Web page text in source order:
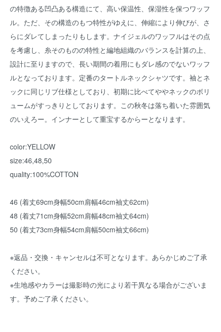
の特徴ある凹凸ある構造にて、高い保温性、保湿性を保つワッフ
ル。ただ、その構造のもつ特性がゆえに、伸縮により伸びが、さ
らにダレてしまったりもします。ナイジェルのワッフルはその点
を考慮し、糸そのものの特性と編地組織のバランスを計算の上、
設計に至りますので、長い期間の着用にもダレ感のでないワッフ
ルとなっております。定番のタートルネックシャツです。袖とネ
ックに同じリブ仕様としており、初期に比べてややネックのボリ
ュームがすっきりとしております。この秋冬は落ち着いた雰囲気
のいえろー。インナーとして重宝するからーとなります。
color:YELLOW
size:46,48,50
quality:100%COTTON
46 (着丈69cm身幅50cm肩幅46cm袖丈62cm)
48 (着丈71cm身幅52cm肩幅48cm袖丈64cm)
50 (着丈73cm身幅54cm肩幅50cm袖丈66cm)
※返品・交換・キャンセルは不可となります。あらかじめご了承
ください。
※生地感やカラーは撮影時の光により若干異なる場合がございま
す。予めご了承ください。